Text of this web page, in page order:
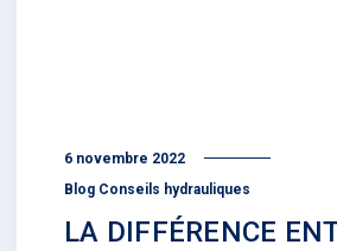
6 novembre 2022
Blog Conseils hydrauliques
LA DIFFÉRENCE